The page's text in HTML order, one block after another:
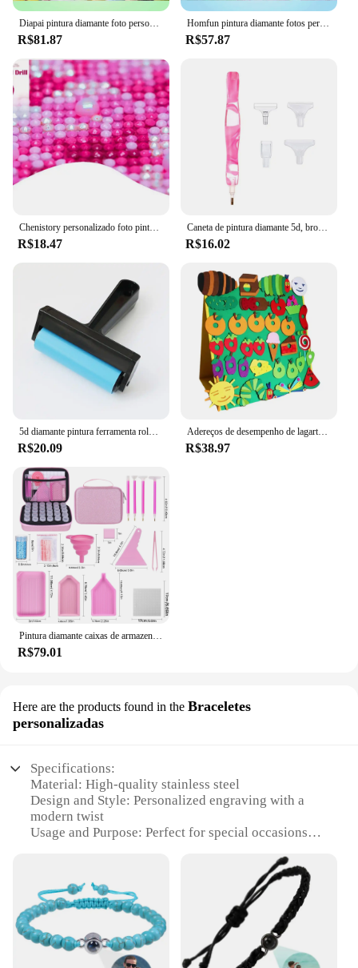
Diapai pintura diamante foto personalizada 5d diy imagem de strass diamante bordado 3d ponto cruz decoração de casamento para casa
R$81.87
Homfun pintura diamante fotos personalizado quadrado/redondo imagem de strass diamante bordado bebê, capina e pais presente
R$57.87
Chenistory personalizado foto pintura diamante 5d diy diamante bordado completo diamantes arte família amigo amantes presente personalizado
R$18.47
Caneta de pintura diamante 5d, broca de ponto de cristal, ferramentas artesanais com pontas de metal, cabeças de broca, multi placer, acessórios de ponta de caneta
R$16.02
5d diamante pintura ferramenta rolo diy acessórios de pintura diamante para pintura de diamante aderindo firmemente
R$20.09
Adereços de desempenho de lagarta fome, brinquedos de feltro, livros ilustrados em inglês, ajuda de ensino, brinquedo interativo de lagarta faminhada para crianças pequenas
R$38.97
Pintura diamante caixas de armazenamento, 30 slots caixas de armazenamento, diamante arte acessórios recipientes e ferramentas kit caixa com frascos à prova de choque organizador
R$79.01
Here are the products found in the Braceletes
personalizadas
Specifications:
Material: High-quality stainless steel
Design and Style: Personalized engraving with a
modern twist
Usage and Purpose: Perfect for special occasions
Shape or Size or Weight or Quantity: Available in
sets or individual pieces
Performance and Property: Durable and resistant to
tarnish
Parts and Accessories: Comes with a stylish gift box